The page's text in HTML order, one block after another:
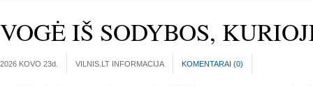
VOGĖ IŠ SODYBOS,
2026 KOVO 23d. VILNIS.LT INFORMACIJA KOMENTARAI (0)